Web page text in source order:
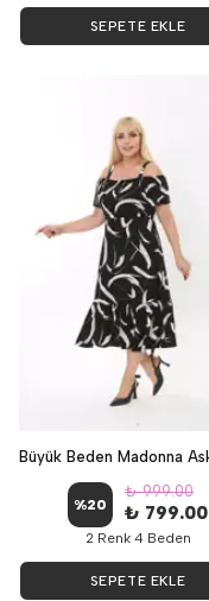
SEPETE EKLE
%20
₺ 999.00
₺ 799.00
2 Renk 4 Beden
SEPETE EKLE